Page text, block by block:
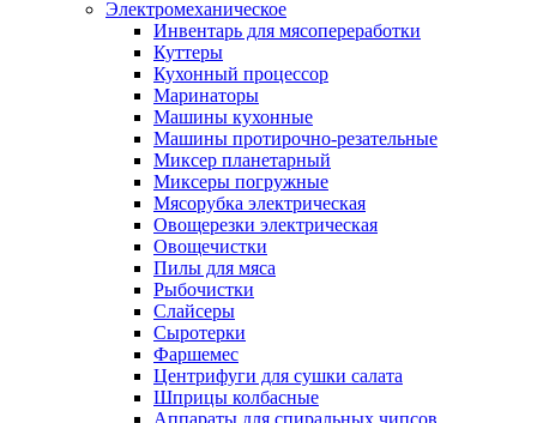
Электромеханическое
Инвентарь для мясопереработки
Куттеры
Кухонный процессор
Маринаторы
Машины кухонные
Машины протирочно-резательные
Миксер планетарный
Миксеры погружные
Мясорубка электрическая
Овощерезки электрическая
Овощечистки
Пилы для мяса
Рыбочистки
Слайсеры
Сыротерки
Фаршемес
Центрифуги для сушки салата
Шприцы колбасные
Аппараты для спиральных чипсов